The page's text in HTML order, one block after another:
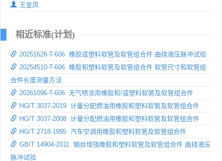
王金凤
相近标准(计划)
20251628-T-606 橡胶或塑料软管及软管组合件 曲挠液压脉冲试验
20254510-T-606 橡胶和塑料软管及软管组合件 软管尺寸和软管组
合件长度测量方法
20261096-T-606 无气喷涂用橡胶和/或塑料软管及软管组合件
HG/T 3037-2019 计量分配燃油用橡胶和塑料软管及软管组合件
HG/T 3037-2008 计量分配燃油用橡胶和塑料软管及软管组合件
HG/T 2718-1995 汽车空调用橡胶和塑料软管及软管组合件
GB/T 14904-2011 钢丝增强橡胶和塑料软管及软管组合件 曲挠液压
脉冲试验